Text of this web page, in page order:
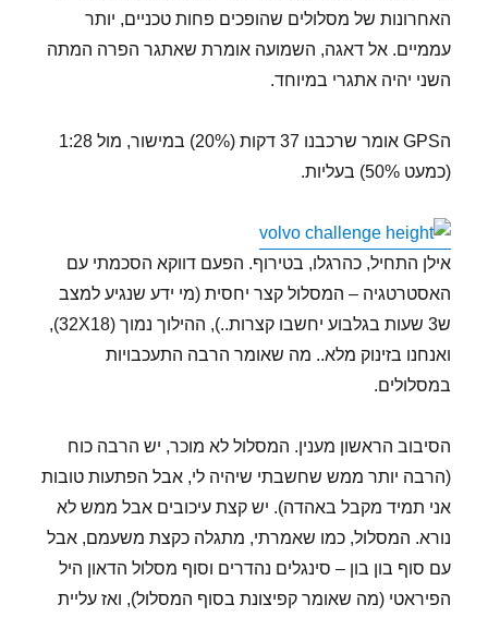
האחרונות של מסלולים שהופכים פחות טכניים, יותר
עממיים. אל דאגה, השמועה אומרת שאתגר הפרה המתה
השני יהיה אתגרי במיוחד.
הGPS אומר שרכבנו 37 דקות (20%) במישור, מול 1:28
(כמעט 50%) בעליות.
אילן התחיל, כהרגלו, בטירוף. הפעם דווקא הסכמתי עם
האסטרטגיה – המסלול קצר יחסית (מי ידע שנגיע למצב
ש3 שעות בגלבוע יחשבו קצרות..), ההילוך נמוך (32X18),
ואנחנו בזינוק מלא.. מה שאומר הרבה התעכבויות
במסלולים.
הסיבוב הראשון מענין. המסלול לא מוכר, יש הרבה כוח
(הרבה יותר ממש שחשבתי שיהיה לי, אבל הפתעות טובות
אני תמיד מקבל באהדה). יש קצת עיכובים אבל ממש לא
נורא. המסלול, כמו שאמרתי, מתגלה כקצת משעמם, אבל
עם סוף בון בון – סינגלים נהדרים וסוף מסלול הדאון היל
הפיראטי (מה שאומר קפיצונת בסוף המסלול), ואז עליית